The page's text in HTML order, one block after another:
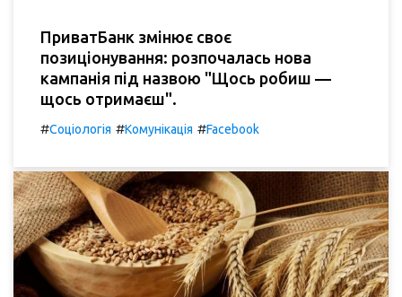
ПриватБанк змінює своє
позиціонування: розпочалась нова
кампанія під назвою "Щось робиш —
щось отримаєш".
#Соціологія #Комунікація #Facebook